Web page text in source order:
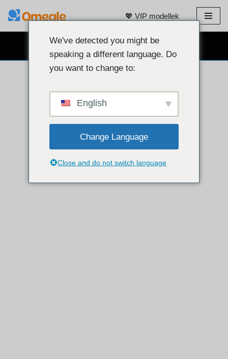
💖 VIP modellek
INGYENES WEBKAMERÁS CHAT 👉
We've detected you might be
speaking a different language. Do
you want to change to:
English
Change Language
Close and do not switch language